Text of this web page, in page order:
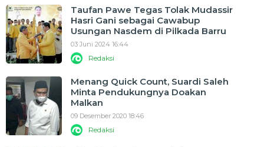
Taufan Pawe Tegas Tolak Mudassir
Hasri Gani sebagai Cawabup
Usungan Nasdem di Pilkada Barru
03 Juni 2024 16:44
Redaksi
Menang Quick Count, Suardi Saleh
Minta Pendukungnya Doakan
Malkan
09 Desember 2020 18:46
Redaksi